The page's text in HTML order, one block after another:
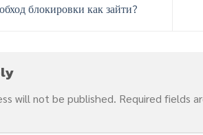
блокировки как зайти?
will not be published. Required fields